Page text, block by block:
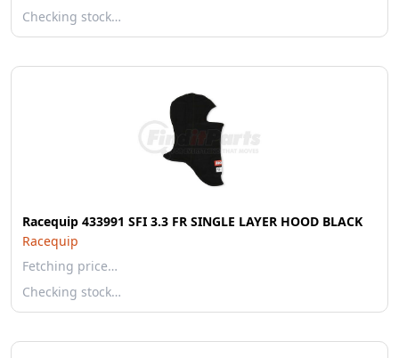
Checking stock…
Racequip 433991 SFI 3.3 FR SINGLE LAYER HOOD BLACK
Racequip
Fetching price…
Checking stock…